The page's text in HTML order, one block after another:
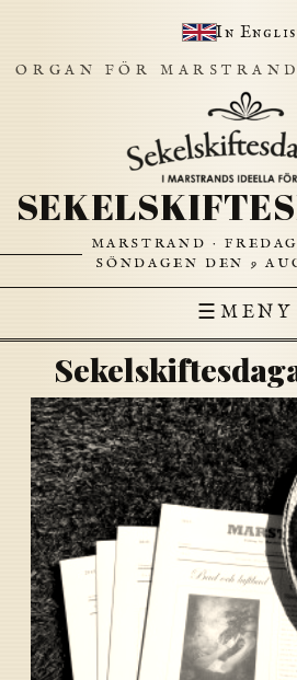
In
ORGAN FÖR
MARSTRAND ·
SÖNDAGEN DEN 9
☰ MENY